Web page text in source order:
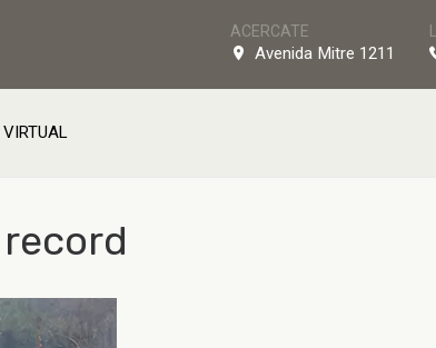
ACERCATE
Avenida Mitre 1211